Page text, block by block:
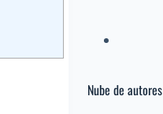
Nube de autores